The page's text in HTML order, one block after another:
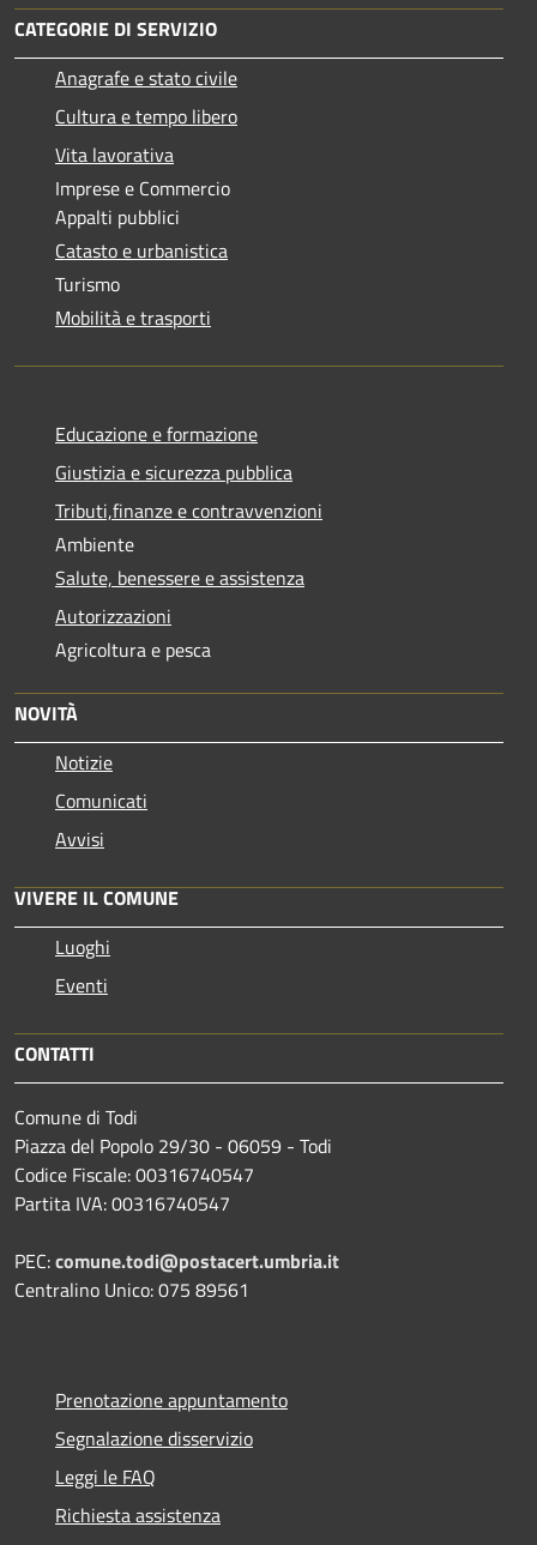
CATEGORIE DI SERVIZIO
Anagrafe e stato civile
Cultura e tempo libero
Vita lavorativa
Imprese e Commercio
Appalti pubblici
Catasto e urbanistica
Turismo
Mobilità e trasporti
Educazione e formazione
Giustizia e sicurezza pubblica
Tributi,finanze e contravvenzioni
Ambiente
Salute, benessere e assistenza
Autorizzazioni
Agricoltura e pesca
NOVITÀ
Notizie
Comunicati
Avvisi
VIVERE IL COMUNE
Luoghi
Eventi
CONTATTI
Comune di Todi
Piazza del Popolo 29/30 - 06059 - Todi
Codice Fiscale: 00316740547
Partita IVA: 00316740547
PEC:comune.todi@postacert.umbria.it
Centralino Unico: 075 89561
Prenotazione appuntamento
Segnalazione disservizio
Leggi le FAQ
Richiesta assistenza